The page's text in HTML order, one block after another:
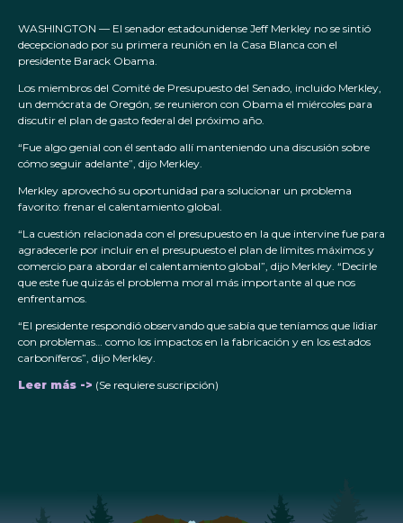
WASHINGTON — El senador estadounidense Jeff Merkley no se sintió
decepcionado por su primera reunión en la Casa Blanca con el
presidente Barack Obama.
Los miembros del Comité de Presupuesto del Senado, incluido Merkley,
un demócrata de Oregón, se reunieron con Obama el miércoles para
discutir el plan de gasto federal del próximo año.
“Fue algo genial con él sentado allí manteniendo una discusión sobre
cómo seguir adelante”, dijo Merkley.
Merkley aprovechó su oportunidad para solucionar un problema
favorito: frenar el calentamiento global.
“La cuestión relacionada con el presupuesto en la que intervine fue para
agradecerle por incluir en el presupuesto el plan de límites máximos y
comercio para abordar el calentamiento global”, dijo Merkley. “Decirle
que este fue quizás el problema moral más importante al que nos
enfrentamos.
“El presidente respondió observando que sabía que teníamos que lidiar
con problemas… como los impactos en la fabricación y en los estados
carboníferos”, dijo Merkley.
Leer más -> (Se requiere suscripción)